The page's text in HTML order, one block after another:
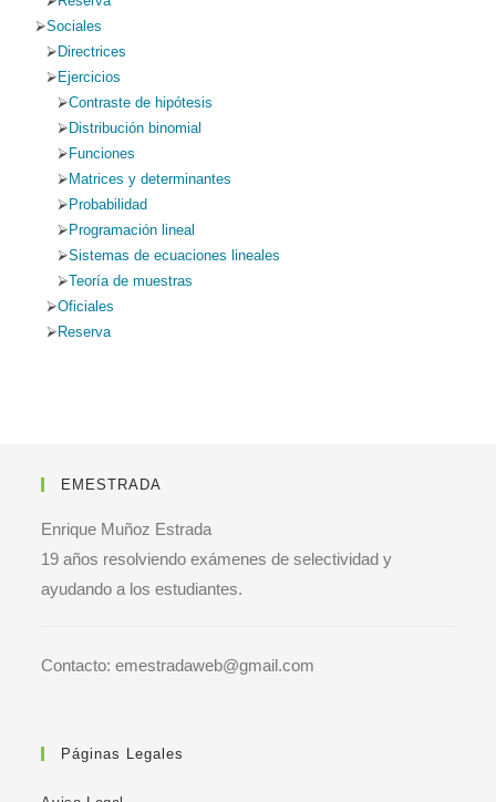
Sociales
Directrices
Ejercicios
Contraste de hipótesis
Distribución binomial
Funciones
Matrices y determinantes
Probabilidad
Programación lineal
Sistemas de ecuaciones lineales
Teoría de muestras
Oficiales
Reserva
EMESTRADA
Enrique Muñoz Estrada
19 años resolviendo exámenes de selectividad y
ayudando a los estudiantes.
Contacto: emestradaweb@gmail.com
Páginas Legales